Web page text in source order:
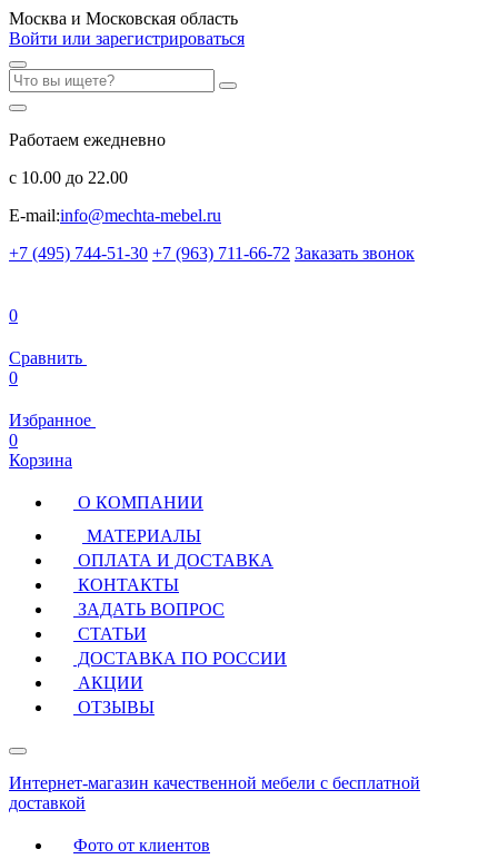
Москва и Московская область
Войти или зарегистрироваться
Работаем ежедневно
с 10.00 до 22.00
E-mail:info@mechta-mebel.ru
+7 (495) 744-51-30 +7 (963) 711-66-72 Заказать звонок
0
Сравнить
0
Избранное
0
Корзина
О КОМПАНИИ
МАТЕРИАЛЫ
ОПЛАТА И ДОСТАВКА
КОНТАКТЫ
ЗАДАТЬ ВОПРОС
СТАТЬИ
ДОСТАВКА ПО РОССИИ
АКЦИИ
ОТЗЫВЫ
Интернет-магазин качественной мебели с бесплатной
доставкой
Фото от клиентов